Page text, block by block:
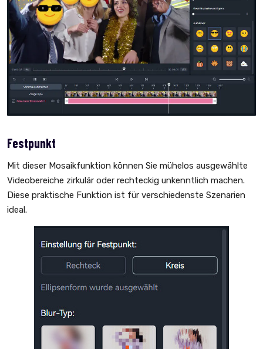
Festpunkt
Mit dieser Mosaikfunktion können Sie mühelos ausgewählte
Videobereiche zirkulär oder rechteckig unkenntlich machen.
Diese praktische Funktion ist für verschiedenste Szenarien
ideal.